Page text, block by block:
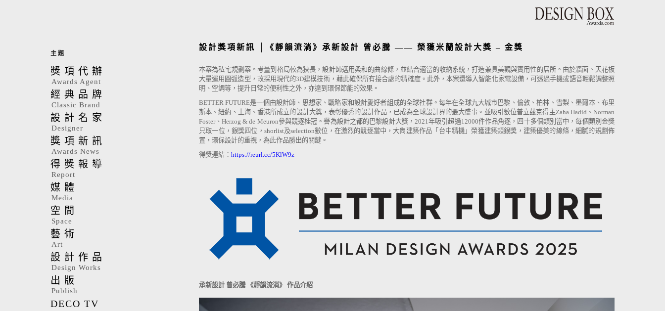
設計獎項新訊 │《靜韻流淌》承新設計 曾必騰 —— 榮獲米蘭設計大獎 – 金獎
本案為私宅規劃案。考量到格局較為狹長，設計師選用柔和的曲線條，並結合適當的收納系統，打造兼具美觀與實用性的居所。由於牆面、天花板
大量運用圓弧造型，故採用現代的3D建模技術，藉此確保所有接合處的精確度。此外，本案還導入智能化家電設備，可透過手機或語音輕鬆調整照
明、空調等，提升日常的便利性之外，亦達到環保節能的效果。
BETTER FUTURE是一個由設計師、思想家、戰略家和設計愛好者組成的全球社群。每年在全球九大城市巴黎、倫敦、柏林、雪梨、墨爾本、布里
斯本、紐約、上海、香港所成立的設計大獎，表彰優秀的設計作品，已成為全球設計界的最大盛事。並吸引數位普立茲克得主Zaha Hadid、Norman
Foster、Herzog & de Meuron參與競逐桂冠。譽為設計之都的巴黎設計大獎，2021年吸引超過12000件作品角逐，四十多個類別當中，每個類別金獎
只取一位，銀獎四位，shorlist及selection數位，在激烈的競逐當中，大雋建築作品「台中精機」榮獲建築類銀獎，建築優美的線條，細膩的規劃佈
置，環保設計的重視，為此作品勝出的關鍵。
得獎連結： https://reurl.cc/5KlW9z
承新設計 曾必騰 《靜韻流淌》 作品介紹
主題
獎項代辦
Awards Agent
經典品牌
Classic Brand
設計名家
Designer
獎項新訊
Awards News
得獎報導
Report
媒體
Media
空間
Space
藝術
Art
設計作品
Design Works
出版
Publish
DECO TV